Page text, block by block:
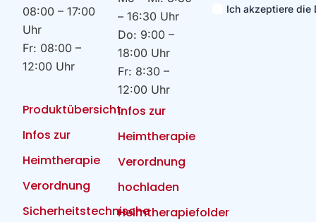
08:00 – 17:00
Uhr
Fr: 08:00 –
12:00 Uhr
Produktübersicht
Infos zur
Heimtherapie
Verordnung
Sicherheitstechnische
– 16:30 Uhr
Do: 9:00 –
18:00 Uhr
Fr: 8:30 –
12:00 Uhr
Infos zur
Heimtherapie
Verordnung
hochladen
Heimtherapiefolder
Ich akzeptiere die